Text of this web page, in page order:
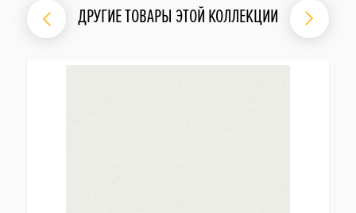
ДРУГИЕ ТОВАРЫ ЭТОЙ КОЛЛЕКЦИИ